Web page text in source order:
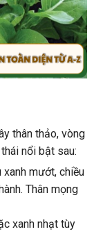
thân thảo, vòng
nổi bật sau:
xanh mướt, chiều
Thân mọng
xanh nhạt tùy